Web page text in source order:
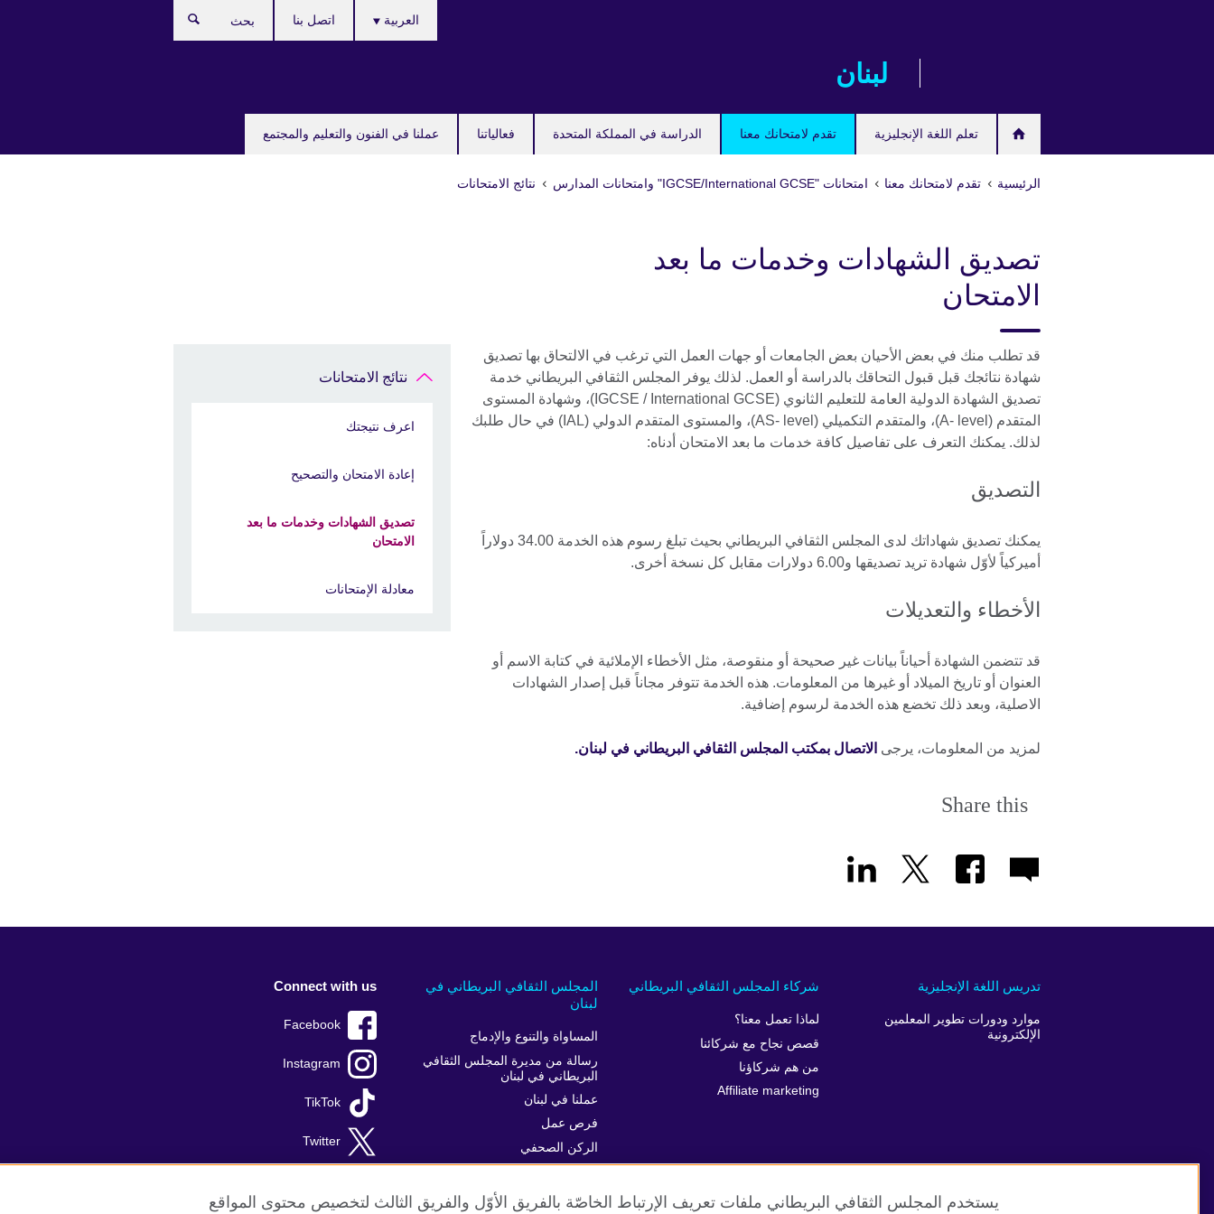
لبنان
تعلم اللغة الإنجليزية تقدم لامتحانك معنا الدراسة في المملكة المتحدة فعالياتنا عملنا في الفنون والتعليم والمجتمع
العربية اتصل بنا
الرئيسية تقدم لامتحانك معنا امتحانات "IGCSE/International GCSE" وامتحانات المدارس نتائج الامتحانات
تصديق الشهادات وخدمات ما بعد
الامتحان
قد تطلب منك في بعض الأحيان بعض الجامعات أو جهات العمل التي ترغب في الالتحاق بها تصديق
شهادة نتائجك قبل قبول التحاقك بالدراسة أو العمل. لذلك يوفر المجلس الثقافي البريطاني خدمة
تصديق الشهادة الدولية العامة للتعليم الثانوي (IGCSE / International GCSE)، وشهادة المستوى
المتقدم (A- level)، والمتقدم التكميلي (AS- level)، والمستوى المتقدم الدولي (IAL) في حال طلبك
لذلك. يمكنك التعرف على تفاصيل كافة خدمات ما بعد الامتحان أدناه:
التصديق
يمكنك تصديق شهاداتك لدى المجلس الثقافي البريطاني بحيث تبلغ رسوم هذه الخدمة 34.00 دولاراً
أميركياً لأوّل شهادة تريد تصديقها و6.00 دولارات مقابل كل نسخة أخرى.
الأخطاء والتعديلات
قد تتضمن الشهادة أحياناً بيانات غير صحيحة أو منقوصة، مثل الأخطاء الإملائية في كتابة الاسم أو
العنوان أو تاريخ الميلاد أو غيرها من المعلومات. هذه الخدمة تتوفر مجاناً قبل إصدار الشهادات
الاصلية، وبعد ذلك تخضع هذه الخدمة لرسوم إضافية.
لمزيد من المعلومات، يرجى الاتصال بمكتب المجلس الثقافي البريطاني في لبنان.
Share this
نتائج الامتحانات
اعرف نتيجتك
إعادة الامتحان والتصحيح
تصديق الشهادات وخدمات ما بعد
الامتحان
معادلة الإمتحانات
المجلس الثقافي البريطاني في
لبنان
المساواة والتنوع والإدماج
رسالة من مديرة المجلس الثقافي
البريطاني في لبنان
عملنا في لبنان
فرص عمل
الركن الصحفي
شركاء المجلس الثقافي البريطاني
لماذا تعمل معنا؟
قصص نجاح مع شركائنا
من هم شركاؤنا
Affiliate marketing
تدريس اللغة الإنجليزية
موارد ودورات تطوير المعلمين
الإلكترونية
Connect with us
Facebook
Instagram
TikTok
Twitter
يستخدم المجلس الثقافي البريطاني ملفات تعريف الإرتباط الخاصّة بالفريق الأوّل والفريق الثالث لتخصيص محتوى المواقع